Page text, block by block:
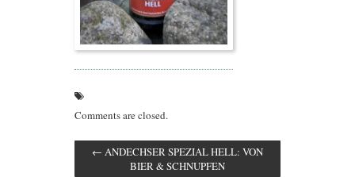
Comments are closed.
← ANDECHSER SPEZIAL HELL: VON
BIER & SCHNUPFEN